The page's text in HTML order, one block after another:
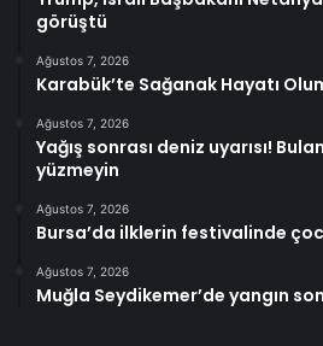
görüştü
Ağustos 7, 2026
Karabük’te Sağanak Hayatı
Ağustos 7, 2026
Yağış sonrası deniz uyarısı!
yüzmeyin
Ağustos 7, 2026
Bursa’da ilklerin festivalinde
Ağustos 7, 2026
Muğla Seydikemer’de yangın